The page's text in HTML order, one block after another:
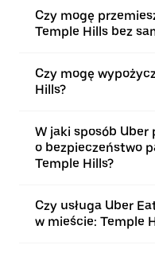
Czy mogę
Temple Hills bez
Czy mogę
Hills?
W jaki sposób Uber
o bezpieczeństwo
Temple Hills?
Czy usługa Uber
w mieście: Temple